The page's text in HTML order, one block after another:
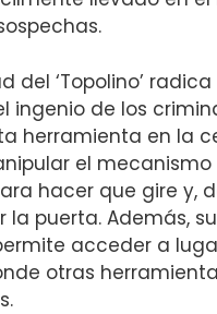
del ‘Topolino’ radica
ingenio de los
herramienta en la
el⁢ mecanismo⁤
hacer que gire ​y,
la puerta. Además,
acceder a
otras